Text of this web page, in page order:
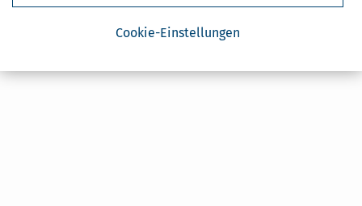
Cookie-Einstellungen